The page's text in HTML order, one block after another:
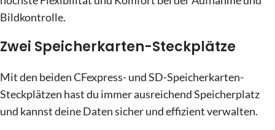
Bildkontrolle.
Zwei Speicherkarten-Steckplätze
Mit den beiden CFexpress- und SD-Speicherkarten-
Steckplätzen hast du immer ausreichend Speicherplatz
und kannst deine Daten sicher und effizient verwalten.